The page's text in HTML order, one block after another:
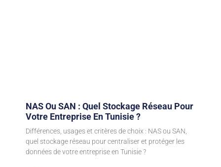
NAS Ou SAN : Quel Stockage Réseau Pour
Votre Entreprise En Tunisie ?
Différences, usages et critères de choix : NAS ou SAN,
quel stockage réseau pour centraliser et protéger les
données de votre entreprise en Tunisie ?